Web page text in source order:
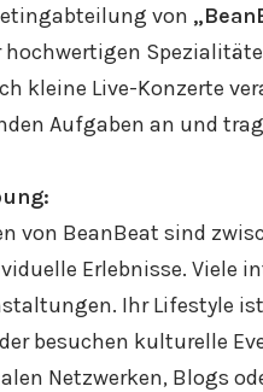
von
kleine Live-Konzerte
Aufgaben an und
von BeanBeat sind
Erlebnisse. Viele
Ihr Lifestyle
besuchen kulturelle
Netzwerken, Blogs